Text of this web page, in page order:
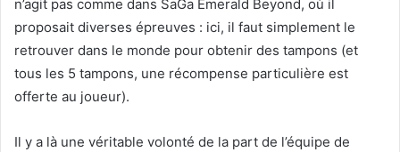
n’agit pas comme dans SaGa Emerald Beyond, où il
proposait diverses épreuves : ici, il faut simplement le
retrouver dans le monde pour obtenir des tampons (et
tous les 5 tampons, une récompense particulière est
offerte au joueur).
Il y a là une véritable volonté de la part de l’équipe de